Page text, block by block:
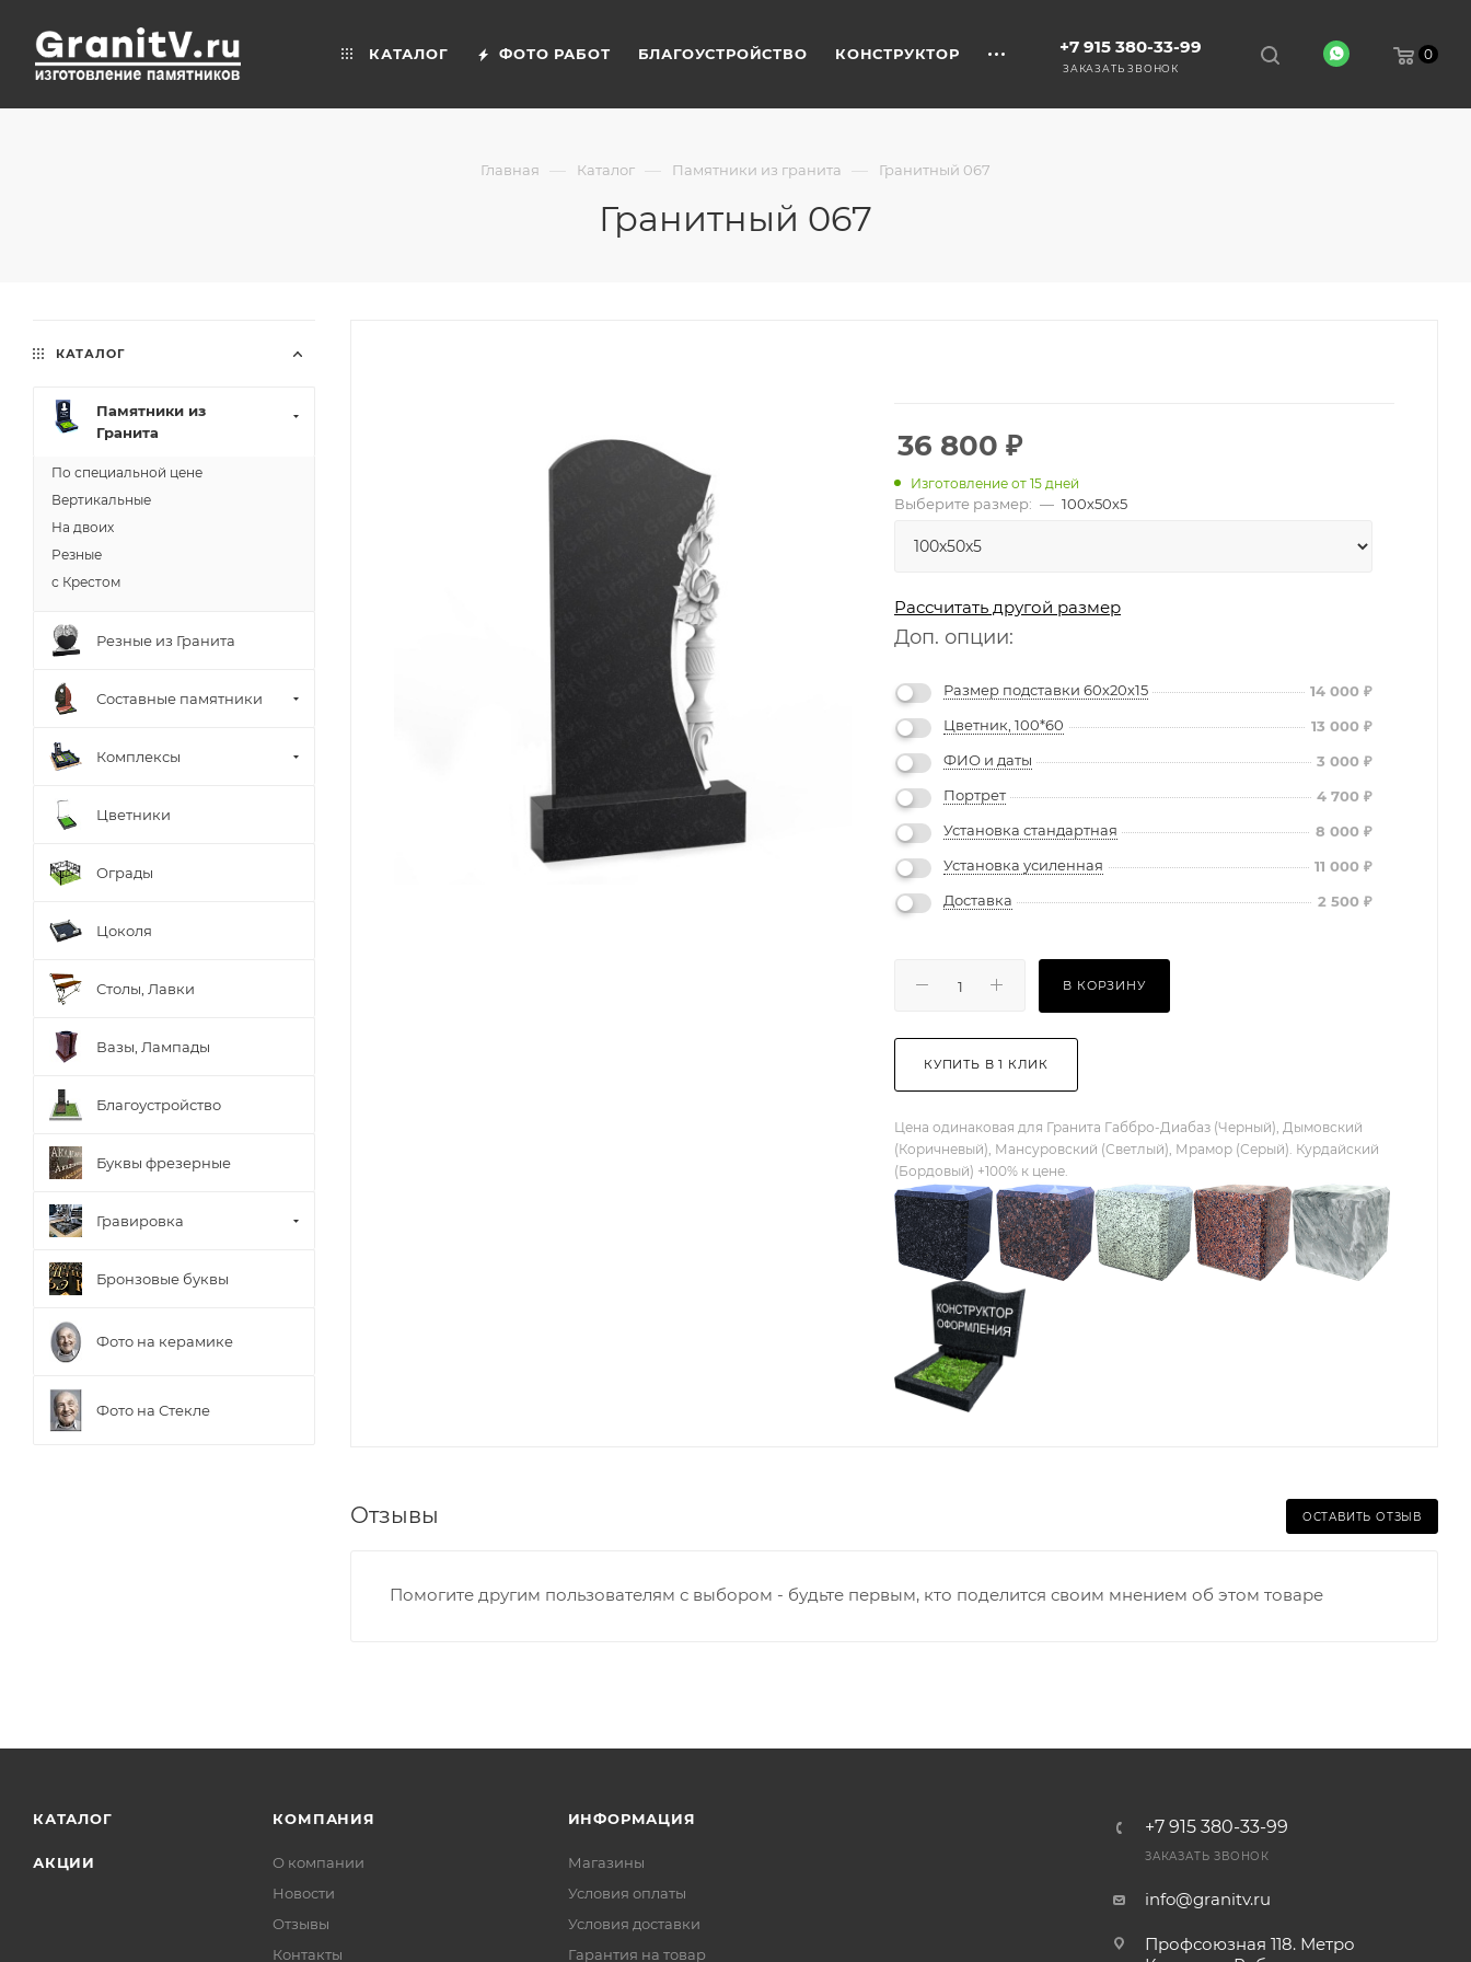
+7 915 380-33-99
ЗАКАЗАТЬ ЗВОНОК
0
КАТАЛОГ ФОТО РАБОТ БЛАГОУСТРОЙСТВО КОНСТРУКТОР
Главная — Каталог — Памятники из гранита — Гранитный 067
Гранитный 067
36 800 ₽
Изготовление от 15 дней
Выберите размер: — 100х50х5
Рассчитать другой размер
Доп. опции:
Размер подставки 60х20х15 14 000 ₽
Цветник, 100*60
13 000 ₽
ФИО и даты
3 000 ₽
Портрет
4 700 ₽
Установка стандартная
8 000 ₽
Установка усиленная
11 000 ₽
Доставка
2 500 ₽
В КОРЗИНУ
КУПИТЬ В 1 КЛИК
Цена одинаковая для Гранита Габбро-Диабаз (Черный), Дымовский
(Коричневый), Мансуровский (Светлый), Мрамор (Серый). Курдайский
(Бордовый) +100% к цене.
Отзывы ОСТАВИТЬ ОТЗЫВ
Помогите другим пользователям с выбором - будьте первым, кто поделится своим мнением об этом товаре
КАТАЛОГ
Памятники из
Гранита
По специальной цене
Вертикальные
На двоих
Резные
с Крестом
Резные из Гранита
Составные памятники
Комплексы
Цветники
Ограды
Цоколя
Столы, Лавки
Вазы, Лампады
Благоустройство
Буквы фрезерные
Гравировка
Бронзовые буквы
Фото на керамике
Фото на Стекле
КАТАЛОГ
АКЦИИ
КОМПАНИЯ
О компании
Новости
Отзывы
Контакты
ИНФОРМАЦИЯ
Магазины
Условия оплаты
Условия доставки
Гарантия на товар
+7 915 380-33-99
ЗАКАЗАТЬ ЗВОНОК
info@granitv.ru
Профсоюзная 118. Метро